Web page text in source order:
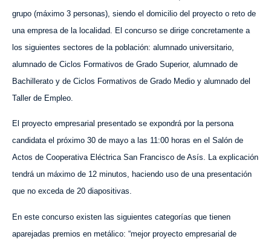
grupo (máximo 3 personas), siendo el domicilio del proyecto o reto de
una empresa de la localidad. El concurso se dirige concretamente a
los siguientes sectores de la población: alumnado universitario,
alumnado de Ciclos Formativos de Grado Superior, alumnado de
Bachillerato y de Ciclos Formativos de Grado Medio y alumnado del
Taller de Empleo.
El proyecto empresarial presentado se expondrá por la persona
candidata el próximo 30 de mayo a las 11:00 horas en el Salón de
Actos de Cooperativa Eléctrica San Francisco de Asís. La explicación
tendrá un máximo de 12 minutos, haciendo uso de una presentación
que no exceda de 20 diapositivas.
En este concurso existen las siguientes categorías que tienen
aparejadas premios en metálico: “mejor proyecto empresarial de